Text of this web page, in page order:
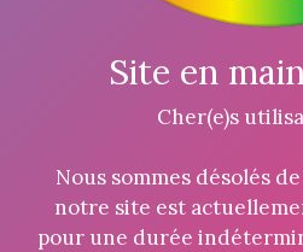
Site en
Cher(e)s
Nous sommes désolés
notre site est
pour une durée